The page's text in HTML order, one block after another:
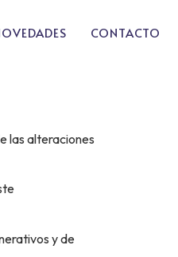
CONTACTO
las alteraciones
y de